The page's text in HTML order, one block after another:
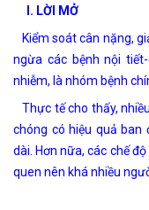
I. LỜI MỞ
Kiểm soát cân nặng,
ngừa các bệnh nội
nhiễm, là nhóm bệnh
Thực tế cho thấy,
chóng có hiệu quả ban
dài. Hơn nữa, các chế
quen nên khá nhiều